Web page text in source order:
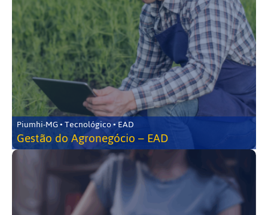
Piumhi-MG • Tecnológico • EAD
Gestão do Agronegócio – EAD